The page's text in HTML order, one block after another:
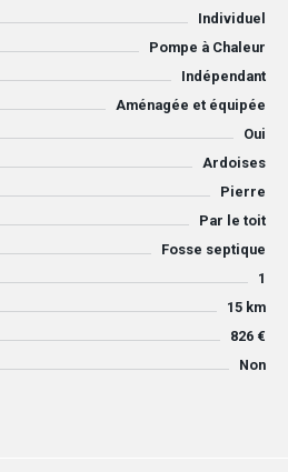
Individuel
Pompe à Chaleur
Indépendant
Aménagée et équipée
Oui
Ardoises
Pierre
Par le toit
Fosse septique
1
15 km
826 €
Non